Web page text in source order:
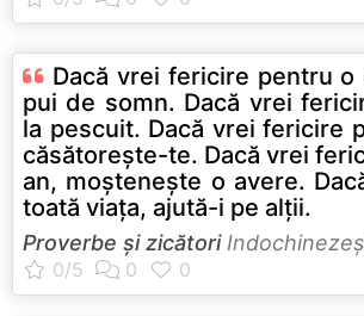
Dacă vrei fericire pentru o
pui de somn. Dacă vrei
la pescuit. Dacă vrei fericire
căsătoreşte-te. Dacă vrei
an, moşteneşte o avere.
toată viaţa, ajută-i pe alţii.
Proverbe și zicători